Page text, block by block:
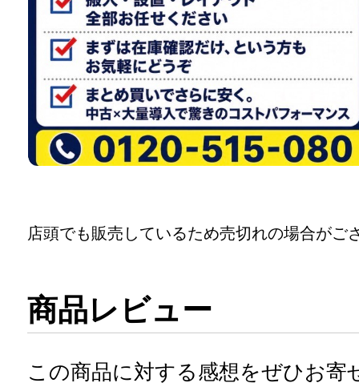
店頭でも販売しているため売切れの場合がご
商品レビュー
この商品に対する感想をぜひお寄